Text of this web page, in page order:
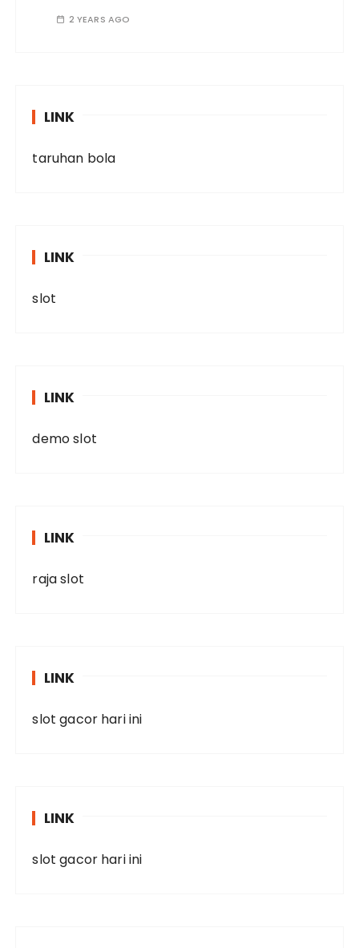
2 YEARS AGO
LINK
taruhan bola
LINK
slot
LINK
demo slot
LINK
raja slot
LINK
slot gacor hari ini
LINK
slot gacor hari ini